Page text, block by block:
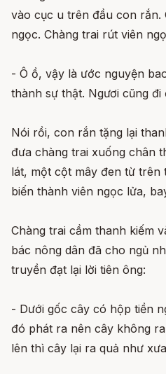
vào cục u trên đầu con rắn.
ngọc. Chàng trai rút viên
- Ô ồ, vậy là ước nguyện
thành sự thật. Ngươi cũng đi
Nói rồi, con rắn tặng lại
đưa chàng trai xuống chân
lát, một cột mây đen từ
biến thành viên ngọc lửa,
Chàng trai cầm thanh kiếm
bác nông dân đã cho ngủ
truyền đạt lại lời tiên ông:
- Dưới gốc cây có hộp tiền
đó phát ra nên cây không
lên thì cây lại ra quả như